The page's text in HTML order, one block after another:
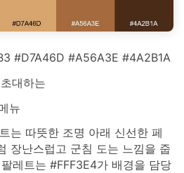
#D7A46D #A56A3E #4A2B1A
대하는
뉴
는 따뜻한 조명 아래 신선한 페
장난스럽고 군침 도는 느낌을 줍
레트는 #FFF3E4가 배경을 담당